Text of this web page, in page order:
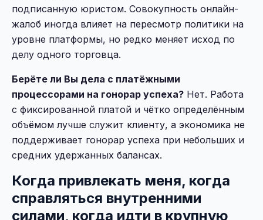
подписанную юристом. Совокупность онлайн-
жалоб иногда влияет на пересмотр политики на
уровне платформы, но редко меняет исход по
делу одного торговца.
Берёте ли Вы дела с платёжными
процессорами на гонорар успеха? Нет. Работа
с фиксированной платой и чётко определённым
объёмом лучше служит клиенту, а экономика не
поддерживает гонорар успеха при небольших и
средних удержанных балансах.
Когда привлекать меня, когда
справляться внутренними
силами, когда идти в крупную